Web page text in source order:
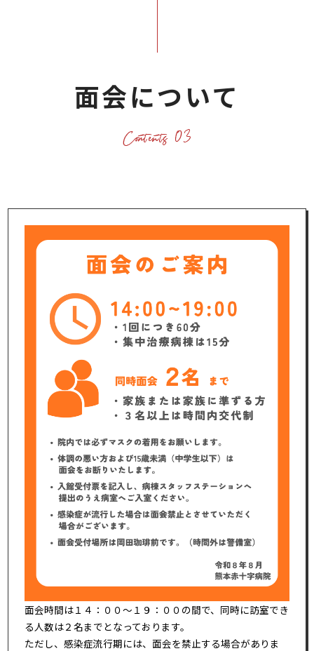
面会について
面会時間は１４：００～１９：００の間で、同時に訪室でき
る人数は２名までとなっております。
ただし、感染症流行期には、面会を禁止する場合がありま